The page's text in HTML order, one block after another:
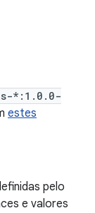
*:1.0.0-
estes
pelo
e valores